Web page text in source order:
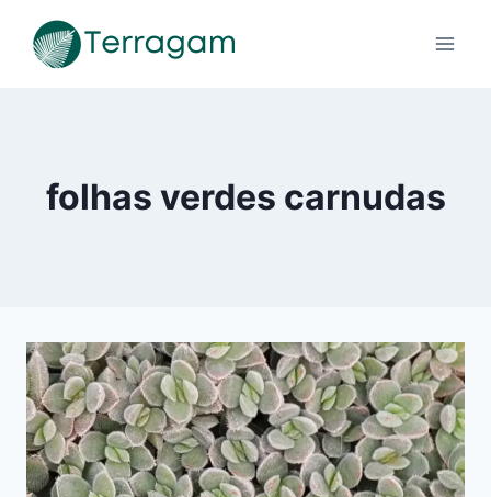
para
folhas verdes carnudas